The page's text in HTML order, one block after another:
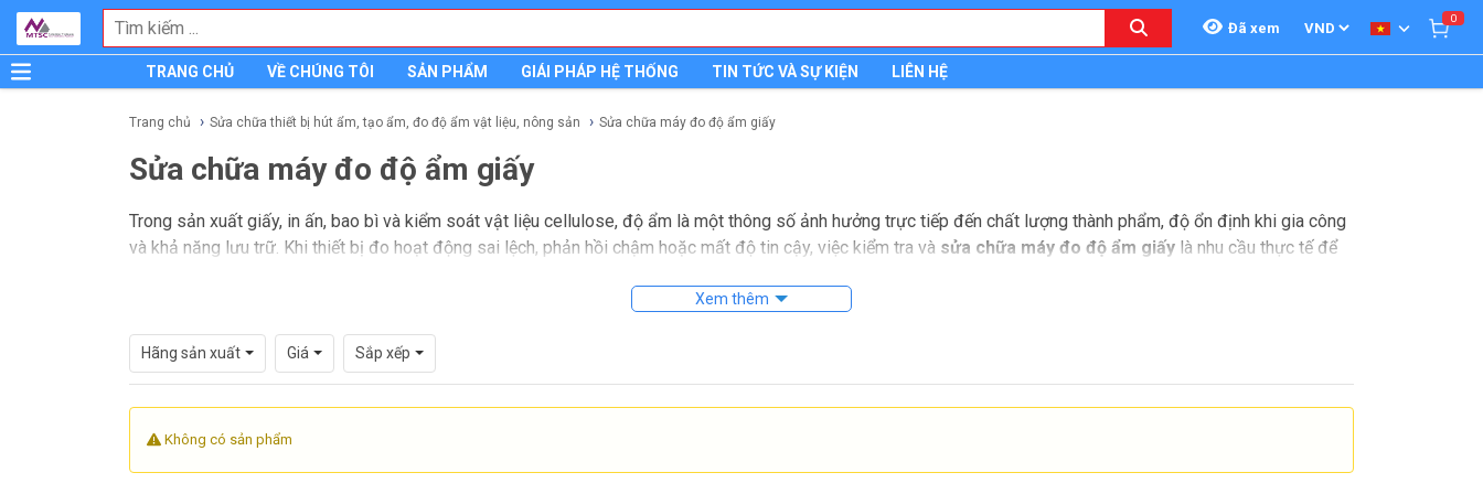
Đã xem
0
TRANG CHỦ VỀ CHÚNG TÔI SẢN PHẨM GIÁI PHÁP HỆ THỐNG TIN TỨC VÀ SỰ KIỆN LIÊN HỆ
Trang chủ Sửa chữa thiết bị hút ẩm, tạo ẩm, đo độ ẩm vật liệu, nông sản Sửa chữa máy đo độ ẩm giấy
Sửa chữa máy đo độ ẩm giấy
Trong sản xuất giấy, in ấn, bao bì và kiểm soát vật liệu cellulose, độ ẩm là một thông số ảnh hưởng trực tiếp đến chất lượng thành phẩm, độ ổn định khi gia công
và khả năng lưu trữ. Khi thiết bị đo hoạt động sai lệch, phản hồi chậm hoặc mất độ tin cậy, việc kiểm tra và sửa chữa máy đo độ ẩm giấy là nhu cầu thực tế để
Danh mục này tập trung vào dịch vụ xử lý các sự cố thường gặp của máy đo độ ẩm dùng cho giấy, từ lỗi hiển thị, sai số đo, mất tín hiệu đến tình trạng thiết bị
hoạt động không ổn định sau thời gian dài sử dụng. Đây cũng là nhóm thiết bị thường xuất hiện trong môi trường sản xuất, kho bãi và phòng kiểm tra vật liệu, nơi
yêu cầu kết quả đo phải nhất quán để hỗ trợ ra quyết định nhanh và chính xác.
Xem thêm
Hãng sản xuất Giá Sắp xếp
Không có sản phẩm